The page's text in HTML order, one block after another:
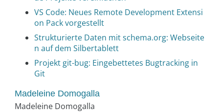
VS Code: Neues Remote Development Extensi
on Pack vorgestellt
Strukturierte Daten mit schema.org: Webseite
n auf dem Silbertablett
Projekt git-bug: Eingebettetes Bugtracking in
Git
Madeleine Domogalla
Madeleine Domogalla